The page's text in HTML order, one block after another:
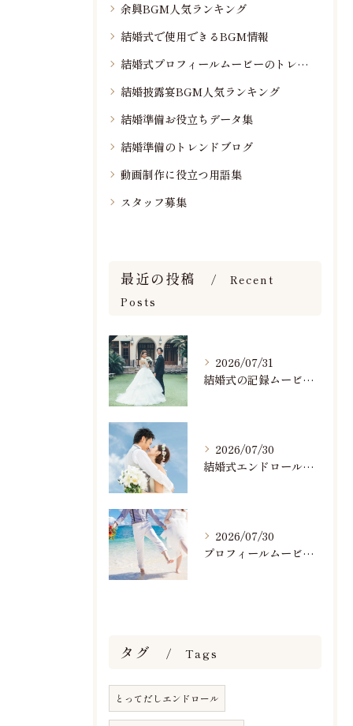
余興BGM人気ランキング
結婚式で使用できるBGM情報
結婚式プロフィールムービーのトレンド情報
結婚披露宴BGM人気ランキング
結婚準備お役立ちデータ集
結婚準備のトレンドブログ
動画制作に役立つ用語集
スタッフ募集
最近の投稿
Recent
Posts
2026/07/31
結婚式の記録ムービーの映像撮影スタッフを募集中です
2026/07/30
結婚式エンドロールで人気のおすすめBGM楽曲ランキング！(7/29最新)
2026/07/30
プロフィールムービーで人気おすすめのBGM楽曲ランキング！(7/29最新)
タグ Tags
とってだしエンドロール